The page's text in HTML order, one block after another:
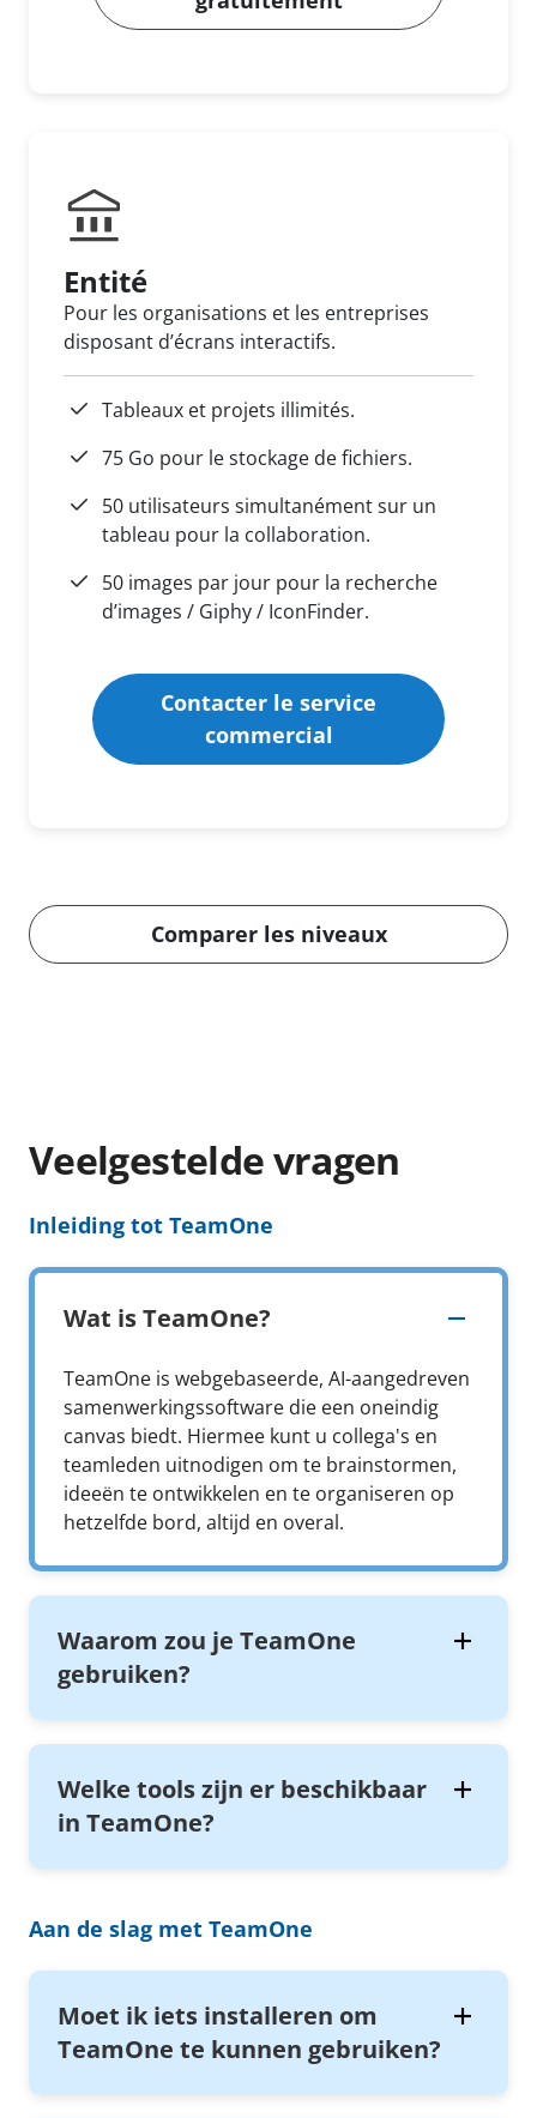
Entité
Pour les organisations et les entreprises
disposant d’écrans interactifs.
Tableaux et projets illimités.
75 Go pour le stockage de fichiers.
50 utilisateurs simultanément sur un
tableau pour la collaboration.
50 images par jour pour la recherche
d’images / Giphy / IconFinder.
Contacter le service
commercial
Comparer les niveaux
Veelgestelde vragen
Inleiding tot TeamOne
Wat is TeamOne?
TeamOne is webgebaseerde, AI-aangedreven
samenwerkingssoftware die een oneindig
canvas biedt. Hiermee kunt u collega's en
teamleden uitnodigen om te brainstormen,
ideeën te ontwikkelen en te organiseren op
hetzelfde bord, altijd en overal.
Waarom zou je TeamOne
gebruiken?
Welke tools zijn er beschikbaar
in TeamOne?
Aan de slag met TeamOne
Moet ik iets installeren om
TeamOne te kunnen gebruiken?